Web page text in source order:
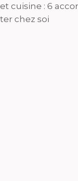
cuisine : 6
chez soi